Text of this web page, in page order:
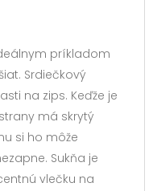
príkladom
Srdiečkový
na zips. Keďže je
má skrytý
si ho môže
Sukňa je
vlečku na